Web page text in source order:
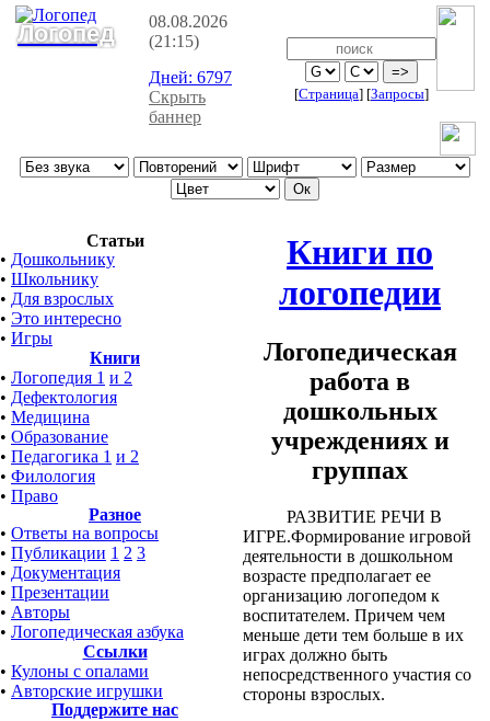
Логопед
08.08.2026
(21:15)
Дней:6797
Скрыть
баннер
[Страница] [Запросы]
Статьи
• Дошкольнику
• Школьнику
• Для взрослых
• Это интересно
• Игры
Книги
• Логопедия 1 и 2
• Дефектология
• Медицина
• Образование
• Педагогика 1 и 2
• Филология
• Право
Разное
• Ответы на вопросы
• Публикации 1 2 3
• Документация
• Презентации
• Авторы
• Логопедическая азбука
Ссылки
• Кулоны с опалами
• Авторские игрушки
Поддержите нас
Книги по
логопедии
Логопедическая
работа в
дошкольных
учреждениях и
группах
РАЗВИТИЕ РЕЧИ В
ИГРЕ.Формирование игровой
деятельности в дошкольном
возрасте предполагает ее
организацию логопедом к
воспитателем. Причем чем
меньше дети тем больше в их
играх должно быть
непосредственного участия со
стороны взрослых.